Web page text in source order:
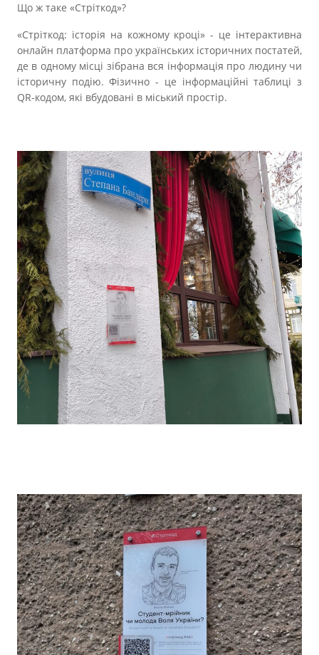
Що ж таке «Стріткод»?
«Стріткод: історія на кожному кроці» - це інтерактивна
онлайн платформа про українських історичних постатей,
де в одному місці зібрана вся інформація про людину чи
історичну подію. Фізично - це інформаційні таблиці з
QR-кодом, які вбудовані в міський простір.